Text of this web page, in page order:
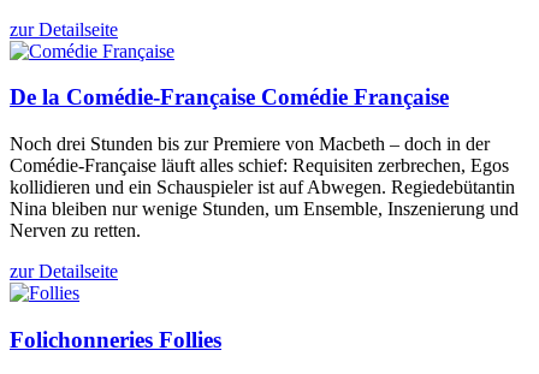
zur Detailseite
De la Comédie-Française Comédie Française
Noch drei Stunden bis zur Premiere von Macbeth – doch in der
Comédie-Française läuft alles schief: Requisiten zerbrechen, Egos
kollidieren und ein Schauspieler ist auf Abwegen. Regiedebütantin
Nina bleiben nur wenige Stunden, um Ensemble, Inszenierung und
Nerven zu retten.
zur Detailseite
Folichonneries Follies